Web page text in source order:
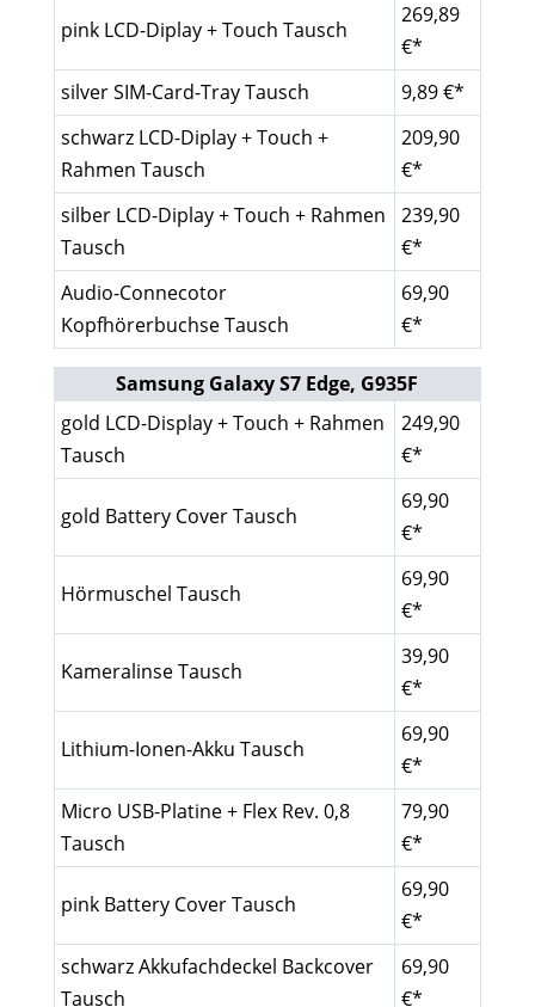
pink LCD-Diplay + Touch Tausch
269,89
€*
silver SIM-Card-Tray Tausch
9,89 €*
schwarz LCD-Diplay + Touch +
Rahmen Tausch
209,90
€*
silber LCD-Diplay + Touch + Rahmen
Tausch
239,90
€*
Audio-Connecotor
Kopfhörerbuchse Tausch
69,90
€*
Samsung Galaxy S7 Edge, G935F
gold LCD-Display + Touch + Rahmen
Tausch
249,90
€*
gold Battery Cover Tausch
69,90
€*
Hörmuschel Tausch
69,90
€*
Kameralinse Tausch
39,90
€*
Lithium-Ionen-Akku Tausch
69,90
€*
Micro USB-Platine + Flex Rev. 0,8
Tausch
79,90
€*
pink Battery Cover Tausch
69,90
€*
schwarz Akkufachdeckel Backcover
Tausch
69,90
€*